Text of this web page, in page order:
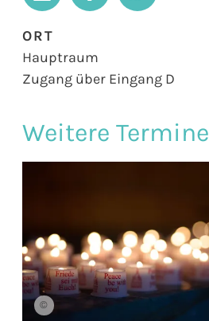
ORT
Hauptraum
Zugang über Eingang D
Weitere Termine
©